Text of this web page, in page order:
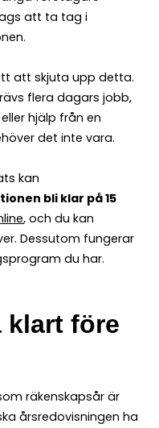
att ta tag i
att skjuta upp detta.
flera dagars jobb,
hjälp från en
det inte vara.
kan
bli klar på 15
, och du kan
Dessutom fungerar
du har.
klart före
räkenskapsår är
årsredovisningen ha